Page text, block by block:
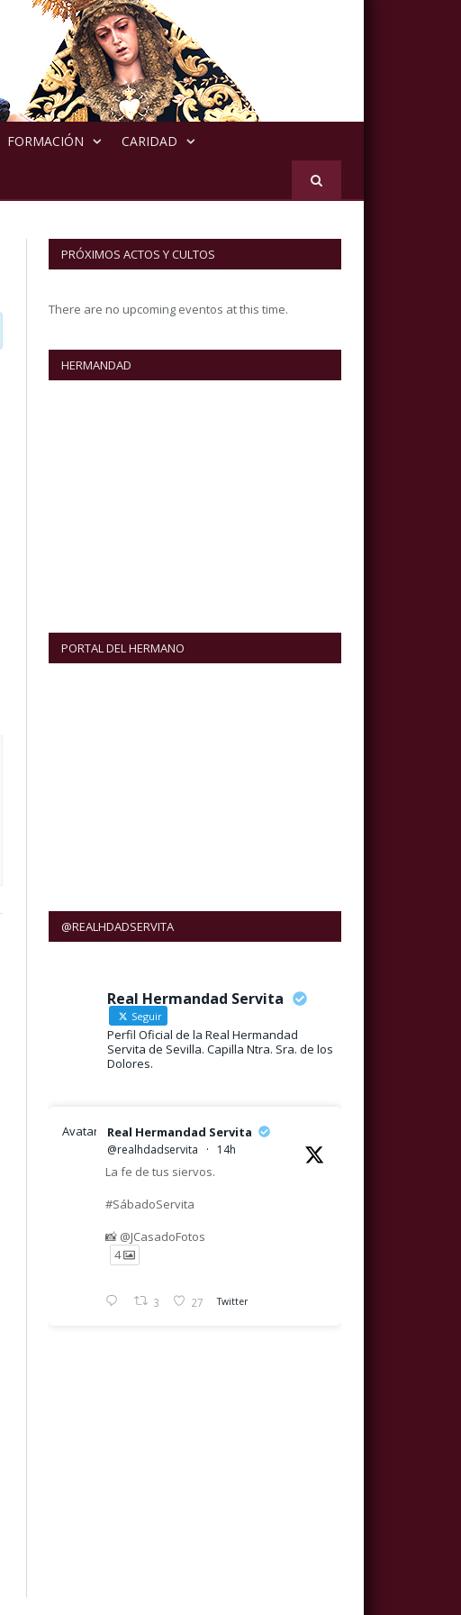
FORMACIÓN CARIDAD
PRÓXIMOS ACTOS Y CULTOS
There are no upcoming eventos at this time.
HERMANDAD
PORTAL DEL HERMANO
@REALHDADSERVITA
Real Hermandad Servita
Seguir
Perfil Oficial de la Real Hermandad
Servita de Sevilla. Capilla Ntra. Sra. de los
Dolores.
Avatar Real Hermandad Servita
@realhdadservita · 14h
La fe de tus siervos.
#SábadoServita
📸 @JCasadoFotos
4
3 27 Twitter